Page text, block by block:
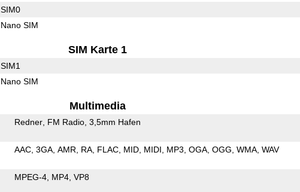
SIM0
Nano SIM
SIM Karte 1
SIM1
Nano SIM
Multimedia
Redner FM Radio 3,5mm Hafen
AAC 3GA AMR RA FLAC MID MIDI MP3 OGA OGG WMA WAV
MPEG-4 MP4 VP8